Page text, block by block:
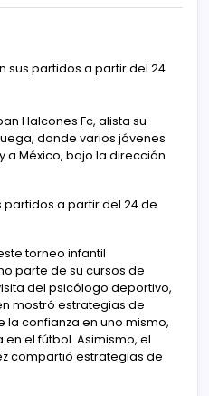
sus partidos a partir del 24
Halcones Fc, alista su
donde varios jóvenes
a México, bajo la dirección
partidos a partir del 24 de
torneo infantil
parte de su cursos de
del psicólogo deportivo,
mostró estrategias de
confianza en uno mismo,
el fútbol. Asimismo, el
compartió estrategias de